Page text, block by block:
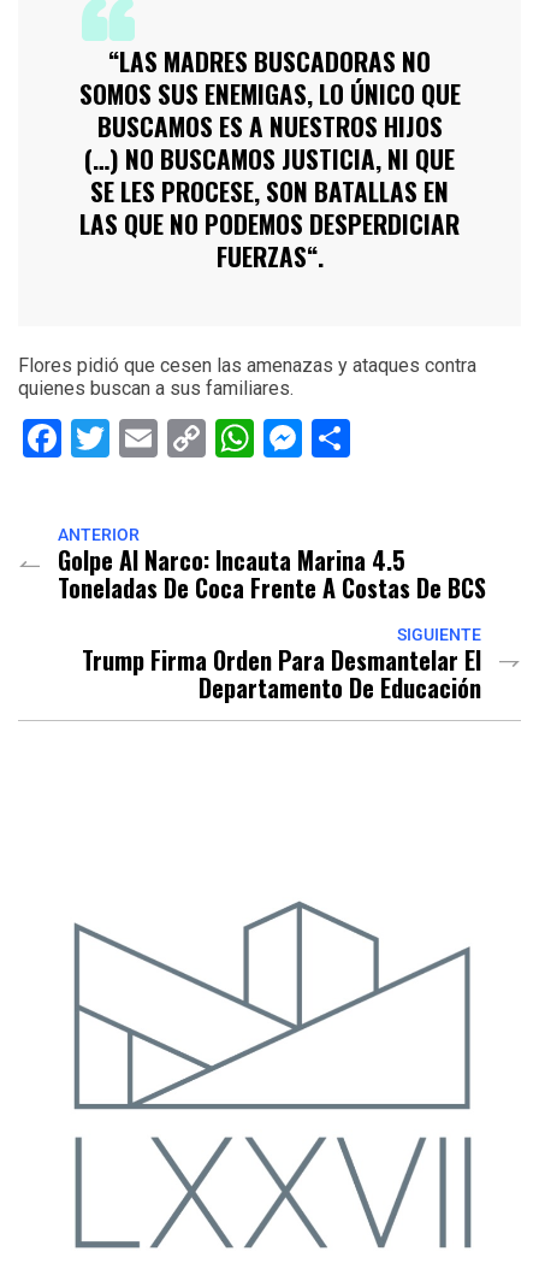
“LAS MADRES BUSCADORAS NO
SOMOS SUS ENEMIGAS, LO ÚNICO QUE
BUSCAMOS ES A NUESTROS HIJOS
(…) NO BUSCAMOS JUSTICIA, NI QUE
SE LES PROCESE, SON BATALLAS EN
LAS QUE NO PODEMOS DESPERDICIAR
FUERZAS“.
Flores pidió que cesen las amenazas y ataques contra
quienes buscan a sus familiares.
Facebook
Twitter
EmailCopyWhatsApp
Messenger
ANTERIOR
Golpe Al Narco: Incauta Marina 4.5
Toneladas De Coca Frente A Costas De BCS
SIGUIENTE
Trump Firma Orden Para Desmantelar El
Departamento De Educación